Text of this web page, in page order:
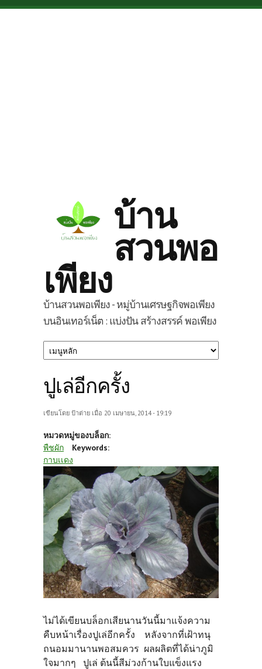
Skip to main content
บ้าน
สวนพอ
เพียง
บ้านสวนพอเพียง - หมู่บ้านเศรษฐกิจพอเพียง
บนอินเทอร์เน็ต : แบ่งปัน สร้างสรรค์ พอเพียง
ปูเล่อีกครั้ง
เขียนโดย ป้าต่าย เมื่อ 20 เมษายน, 2014 - 19:19
หมวดหมู่ของบล็อก:
พืชผัก
Keywords:
กาบเเดง
ไม่ได้เขียนบล็อกเสียนานวันนี้มาแจ้งความ
คืบหน้าเรื่องปูเล่อีกครั้ง หลังจากที่เฝ้าทนุ
ถนอมมานานพอสมควร ผลผลิตที่ได้น่าภูมิ
ใจมากๆ ปูเล่ ต้นนี้สีม่วงก้านใบแข็งแรง